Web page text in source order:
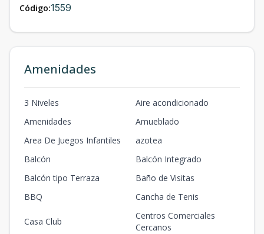
Código:1559
Amenidades
3 Niveles
Aire acondicionado
Amenidades
Amueblado
Area De Juegos Infantiles
azotea
Balcón
Balcón Integrado
Balcón tipo Terraza
Baño de Visitas
BBQ
Cancha de Tenis
Casa Club
Centros Comerciales
Cercanos